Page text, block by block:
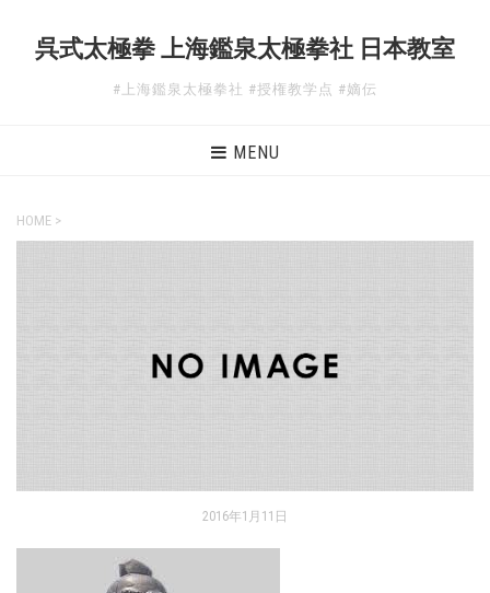
呉式太極拳 上海鑑泉太極拳社 日本教室
#上海鑑泉太極拳社 #授権教学点 #嫡伝
MENU
HOME >
2016年1月11日